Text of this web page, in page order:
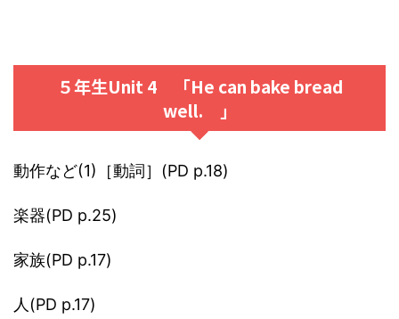
５年生Unit 4 「He can bake bread
well. 」
動作など(1)［動詞］(PD p.18)
楽器(PD p.25)
家族(PD p.17)
人(PD p.17)